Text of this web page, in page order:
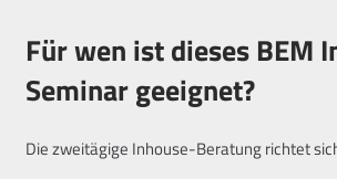
Für wen ist dieses BEM
Seminar geeignet?
Die zweitägige Inhouse-Beratung richtet